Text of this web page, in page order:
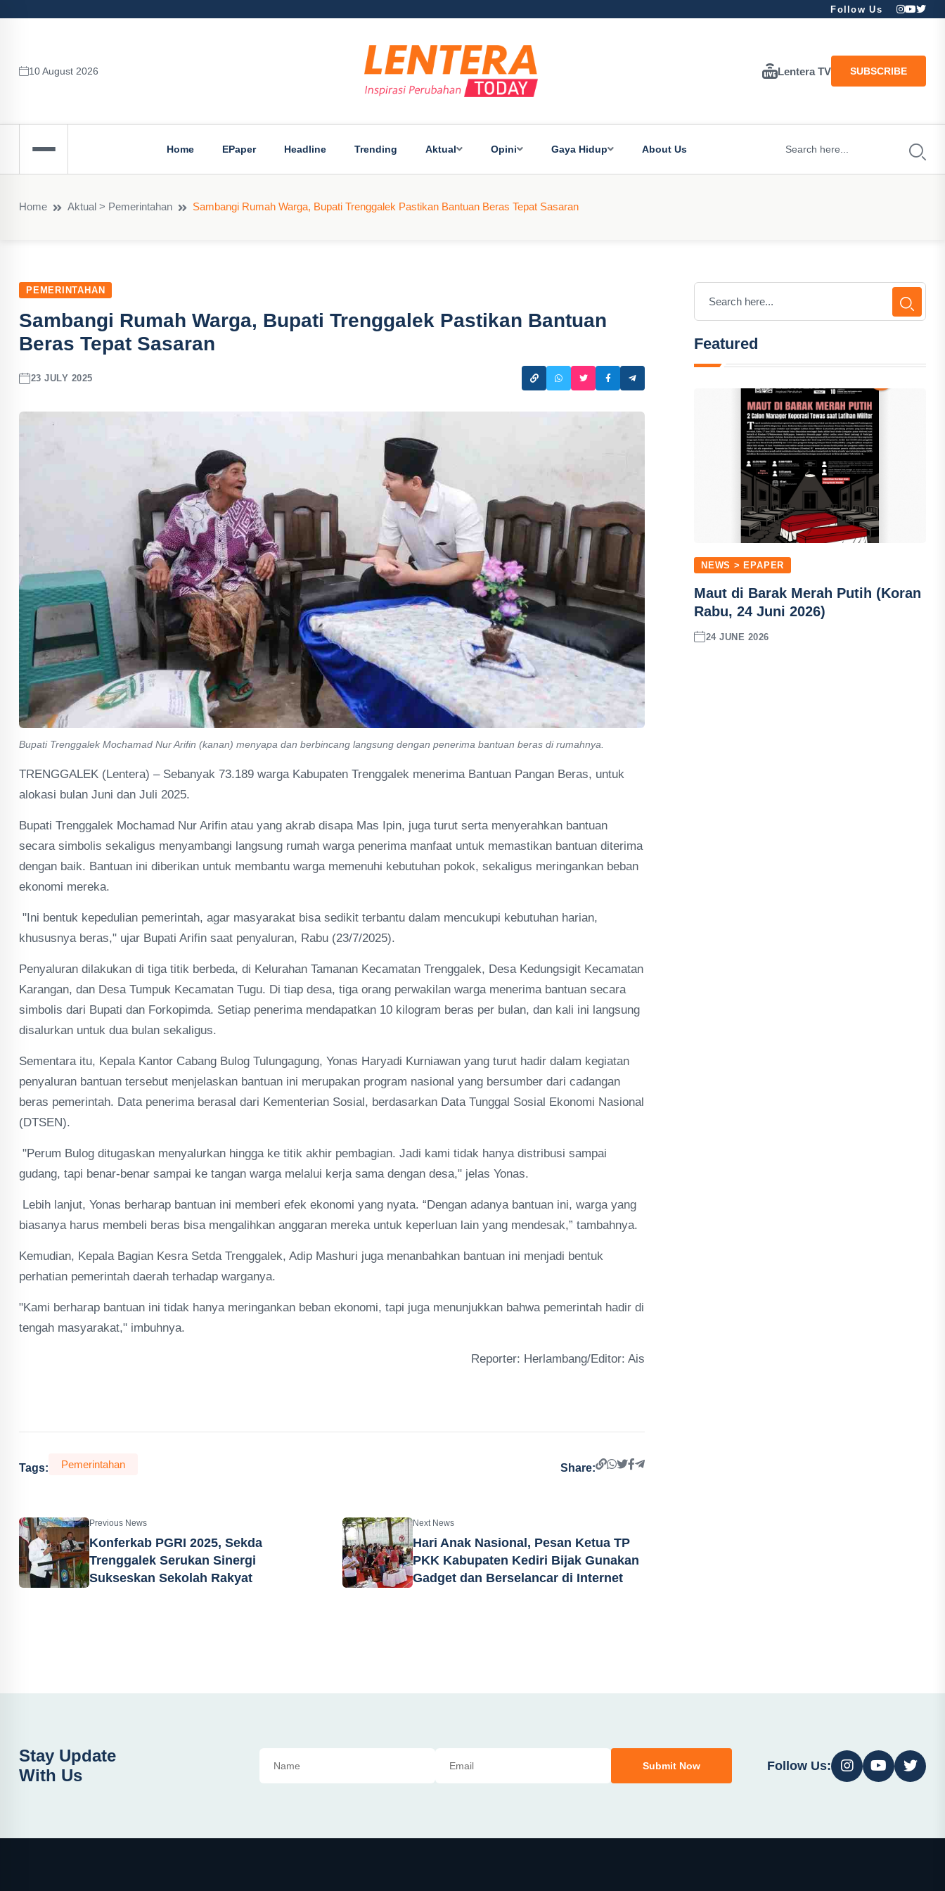
Follow Us
10 August 2026 Lentera TV SUBSCRIBE
Home EPaper Headline Trending Aktual Opini Gaya Hidup About Us
Home Aktual > Pemerintahan Sambangi Rumah Warga, Bupati Trenggalek Pastikan Bantuan Beras Tepat Sasaran
PEMERINTAHAN
Sambangi Rumah Warga, Bupati Trenggalek Pastikan Bantuan
Beras Tepat Sasaran
23 JULY 2025
Bupati Trenggalek Mochamad Nur Arifin (kanan) menyapa dan berbincang langsung dengan penerima bantuan beras di rumahnya.
TRENGGALEK (Lentera) – Sebanyak 73.189 warga Kabupaten Trenggalek menerima Bantuan Pangan Beras, untuk
alokasi bulan Juni dan Juli 2025.
Bupati Trenggalek Mochamad Nur Arifin atau yang akrab disapa Mas Ipin, juga turut serta menyerahkan bantuan
secara simbolis sekaligus menyambangi langsung rumah warga penerima manfaat untuk memastikan bantuan diterima
dengan baik. Bantuan ini diberikan untuk membantu warga memenuhi kebutuhan pokok, sekaligus meringankan beban
ekonomi mereka.
"Ini bentuk kepedulian pemerintah, agar masyarakat bisa sedikit terbantu dalam mencukupi kebutuhan harian,
khususnya beras," ujar Bupati Arifin saat penyaluran, Rabu (23/7/2025).
Penyaluran dilakukan di tiga titik berbeda, di Kelurahan Tamanan Kecamatan Trenggalek, Desa Kedungsigit Kecamatan
Karangan, dan Desa Tumpuk Kecamatan Tugu. Di tiap desa, tiga orang perwakilan warga menerima bantuan secara
simbolis dari Bupati dan Forkopimda. Setiap penerima mendapatkan 10 kilogram beras per bulan, dan kali ini langsung
disalurkan untuk dua bulan sekaligus.
Sementara itu, Kepala Kantor Cabang Bulog Tulungagung, Yonas Haryadi Kurniawan yang turut hadir dalam kegiatan
penyaluran bantuan tersebut menjelaskan bantuan ini merupakan program nasional yang bersumber dari cadangan
beras pemerintah. Data penerima berasal dari Kementerian Sosial, berdasarkan Data Tunggal Sosial Ekonomi Nasional
(DTSEN).
"Perum Bulog ditugaskan menyalurkan hingga ke titik akhir pembagian. Jadi kami tidak hanya distribusi sampai
gudang, tapi benar-benar sampai ke tangan warga melalui kerja sama dengan desa," jelas Yonas.
Lebih lanjut, Yonas berharap bantuan ini memberi efek ekonomi yang nyata. “Dengan adanya bantuan ini, warga yang
biasanya harus membeli beras bisa mengalihkan anggaran mereka untuk keperluan lain yang mendesak,” tambahnya.
Kemudian, Kepala Bagian Kesra Setda Trenggalek, Adip Mashuri juga menanbahkan bantuan ini menjadi bentuk
perhatian pemerintah daerah terhadap warganya.
"Kami berharap bantuan ini tidak hanya meringankan beban ekonomi, tapi juga menunjukkan bahwa pemerintah hadir di
tengah masyarakat," imbuhnya.
Reporter: Herlambang/Editor: Ais
Tags: Pemerintahan Share:
Previous News
Konferkab PGRI 2025, Sekda
Trenggalek Serukan Sinergi
Sukseskan Sekolah Rakyat
Next News
Hari Anak Nasional, Pesan Ketua TP
PKK Kabupaten Kediri Bijak Gunakan
Gadget dan Berselancar di Internet
Featured
NEWS > EPAPER
Maut di Barak Merah Putih (Koran
Rabu, 24 Juni 2026)
24 JUNE 2026
Stay Update
With Us
Submit Now Follow Us: